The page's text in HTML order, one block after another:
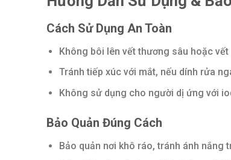
Cách Sử Dụng An Toàn
Không bôi lên vết thương sâu hoặc vết
Tránh tiếp xúc với mắt, nếu dính rửa
Không sử dụng cho người dị ứng với
Bảo Quản Đúng Cách
Bảo quản nơi khô ráo, tránh ánh nắng